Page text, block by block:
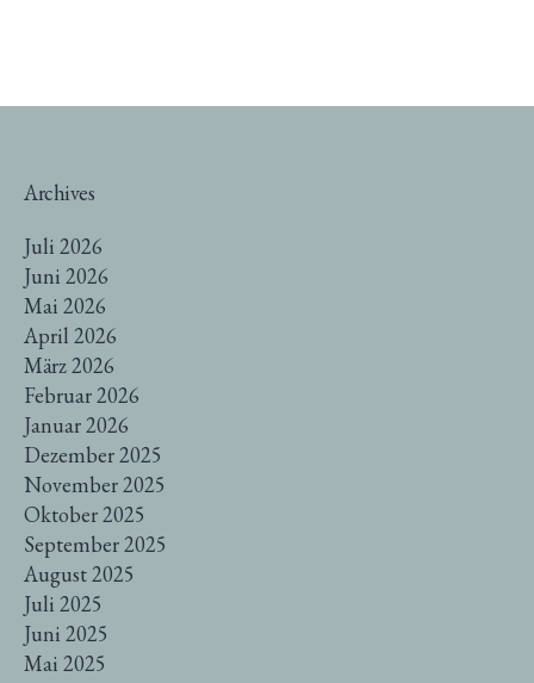
Archives
Juli 2026
Juni 2026
Mai 2026
April 2026
März 2026
Februar 2026
Januar 2026
Dezember 2025
November 2025
Oktober 2025
September 2025
August 2025
Juli 2025
Juni 2025
Mai 2025